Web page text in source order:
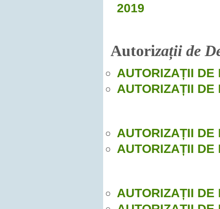
2019
Autorizații de
AUTORIZAȚII DE
AUTORIZAȚII DE
AUTORIZAȚII DE
AUTORIZAȚII
AUTORIZAȚII DE